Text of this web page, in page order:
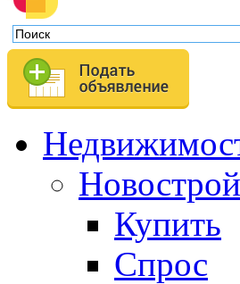
Купить
Спрос